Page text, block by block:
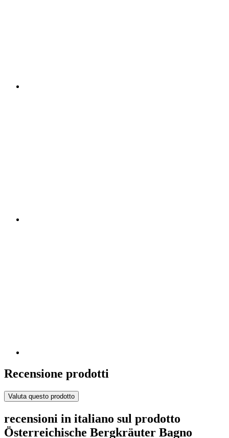
Recensione prodotti
Valuta questo prodotto
recensioni in italiano sul prodotto
Österreichische Bergkräuter Bagno